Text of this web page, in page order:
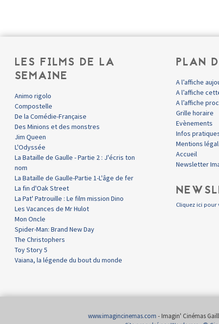
LES FILMS DE LA
SEMAINE
Animo rigolo
Compostelle
De la Comédie-Française
Des Minions et des monstres
Jim Queen
L'Odyssée
La Bataille de Gaulle - Partie 2 : J'écris ton
nom
La Bataille de Gaulle-Partie 1-L'âge de fer
La fin d'Oak Street
La Pat' Patrouille : Le film mission Dino
Les Vacances de Mr Hulot
Mon Oncle
Spider-Man: Brand New Day
The Christophers
Toy Story 5
Vaiana, la légende du bout du monde
PLAN
A l’affiche
A l’affiche
A l’affiche
Grille horaire
Evènements
Infos
Mentions
Accueil
Newsletter
Cliquez ici pour
www.imagincinemas.com - Imagin' Cinémas